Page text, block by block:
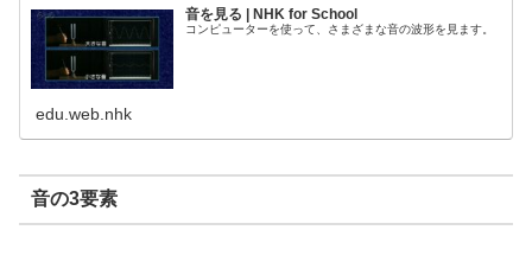
音を見る | NHK for School
コンピューターを使って、さまざまな音の波形を見ます。
edu.web.nhk
音の3要素